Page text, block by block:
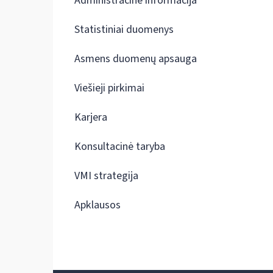
Statistiniai duomenys
Asmens duomenų apsauga
Viešieji pirkimai
Karjera
Konsultacinė taryba
VMI strategija
Apklausos